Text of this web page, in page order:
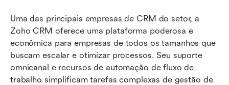
Uma das principais empresas de CRM do setor, a
Zoho CRM oferece uma plataforma poderosa e
econômica para empresas de todos os tamanhos que
buscam escalar e otimizar processos. Seu suporte
omnicanal e recursos de automação de fluxo de
trabalho simplificam tarefas complexas de gestão de